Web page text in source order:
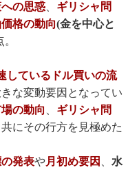
の思惑、 ギリシャ問
格の動向(金を中心と
しているドル買いの流
な変動要因となってい
の動向 、 ギリシャ問
にその行方を見極めた
発表や月初め要因 、 水